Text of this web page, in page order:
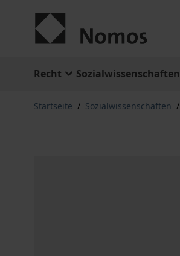
Recht Sozialwissenschaften
Startseite / Sozialwissenschaften /